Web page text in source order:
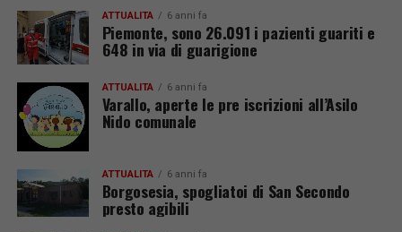
ATTUALITÀ 6 anni fa
Piemonte, sono 26.091 i pazienti guariti e
648 in via di guarigione
ATTUALITÀ 6 anni fa
Varallo, aperte le pre iscrizioni all’Asilo
Nido comunale
ATTUALITÀ 6 anni fa
Borgosesia, spogliatoi di San Secondo
presto agibili